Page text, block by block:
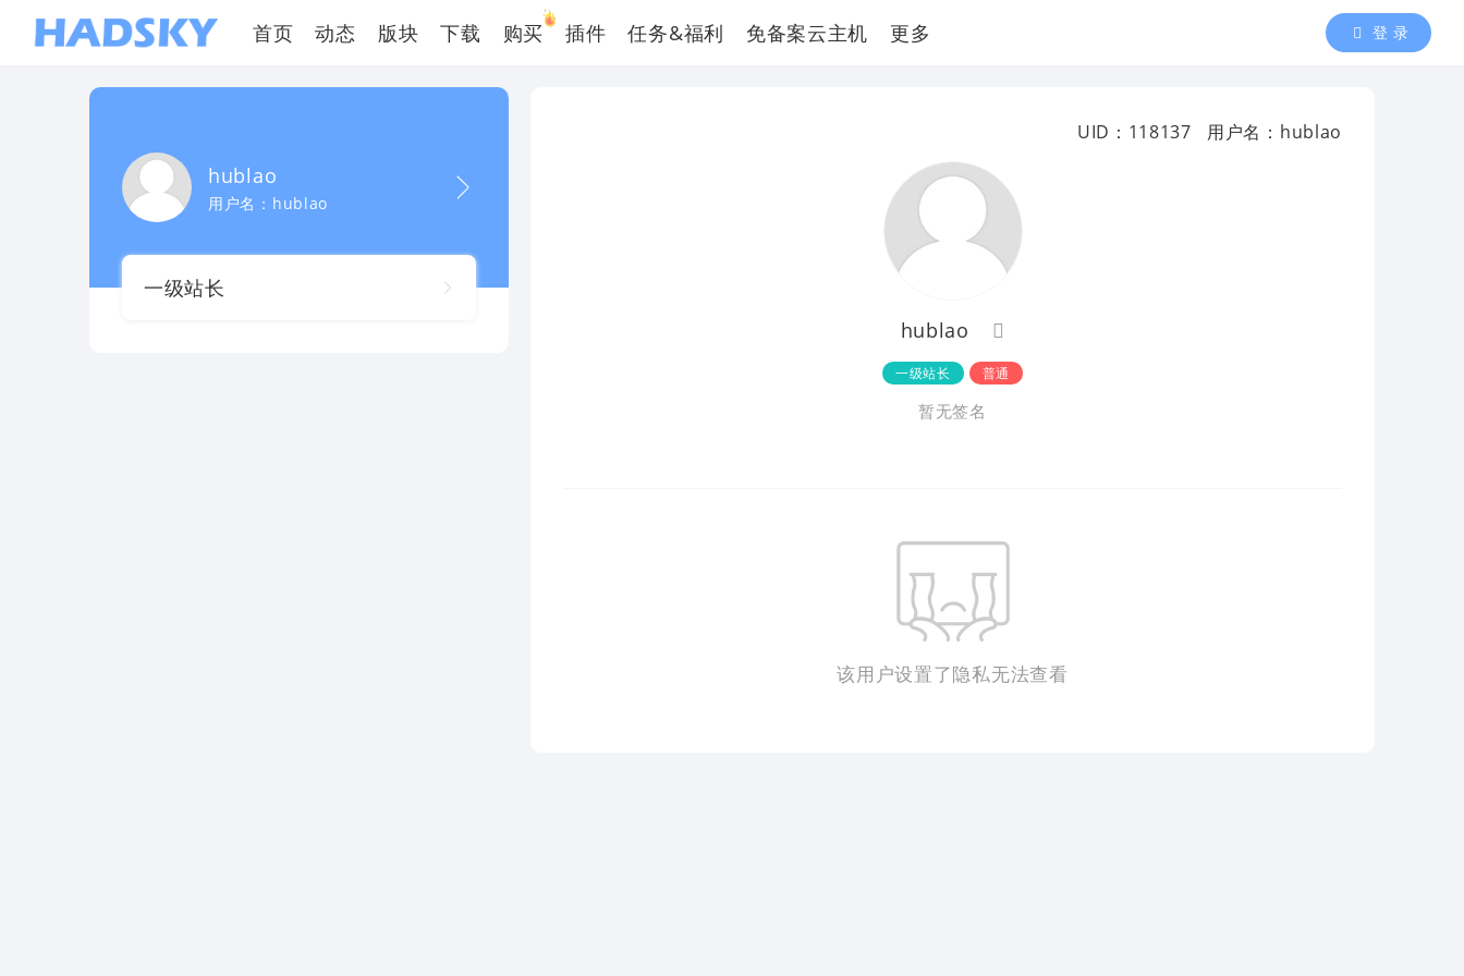
首页 动态 版块 下载 购买 插件 任务&福利 免备案云主机 更多 登 录
hublao
用户名：hublao
一级站长
UID：118137 用户名：hublao
hublao
一级站长 普通
暂无签名
该用户设置了隐私无法查看